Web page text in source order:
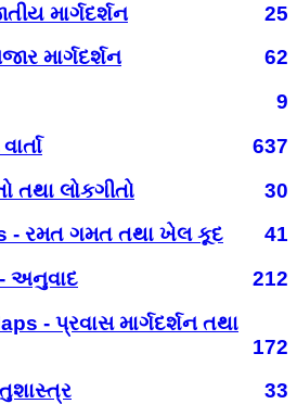
માર્ગદર્શન
25
માર્ગદર્શન
62
9
637
તથા લોકગીતો
30
- રમત ગમત તથા ખેલ કૂદ
41
અનુવાદ
212
- પ્રવાસ માર્ગદર્શન તથા
172
33